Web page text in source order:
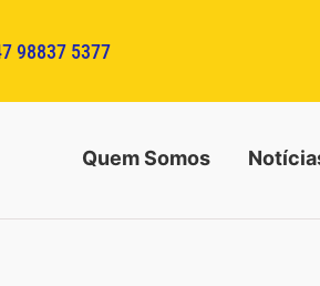
98837 5377
Quem Somos